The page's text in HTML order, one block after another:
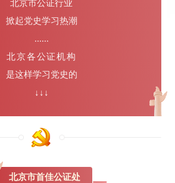
北京市公证行业
掀起党史学习热潮
......
北京各公证机构
是这样学习党史的
↓↓↓
北京市首佳公证处